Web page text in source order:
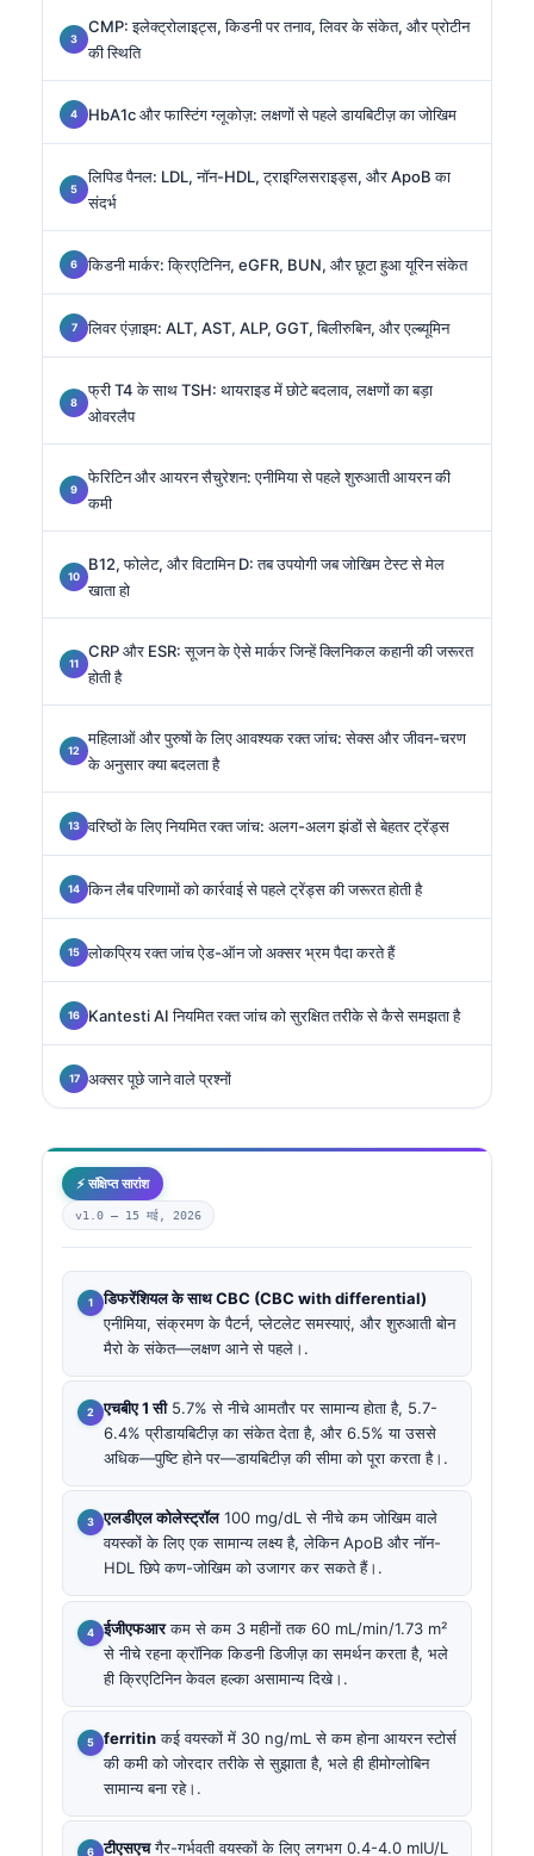
CMP: इलेक्ट्रोलाइट्स, किडनी पर तनाव, लिवर के संकेत, और प्रोटीन
की स्थिति
HbA1c और फास्टिंग ग्लूकोज़: लक्षणों से पहले डायबिटीज़ का जोखिम
लिपिड पैनल: LDL, नॉन-HDL, ट्राइग्लिसराइड्स, और ApoB का
संदर्भ
किडनी मार्कर: क्रिएटिनिन, eGFR, BUN, और छूटा हुआ यूरिन संकेत
लिवर एंज़ाइम: ALT, AST, ALP, GGT, बिलीरुबिन, और एल्ब्यूमिन
फ्री T4 के साथ TSH: थायराइड में छोटे बदलाव, लक्षणों का बड़ा
ओवरलैप
फेरिटिन और आयरन सैचुरेशन: एनीमिया से पहले शुरुआती आयरन की
कमी
B12, फोलेट, और विटामिन D: तब उपयोगी जब जोखिम टेस्ट से मेल
खाता हो
CRP और ESR: सूजन के ऐसे मार्कर जिन्हें क्लिनिकल कहानी की जरूरत
होती है
महिलाओं और पुरुषों के लिए आवश्यक रक्त जांच: सेक्स और जीवन-चरण
के अनुसार क्या बदलता है
वरिष्ठों के लिए नियमित रक्त जांच: अलग-अलग झंडों से बेहतर ट्रेंड्स
किन लैब परिणामों को कार्रवाई से पहले ट्रेंड्स की जरूरत होती है
लोकप्रिय रक्त जांच ऐड-ऑन जो अक्सर भ्रम पैदा करते हैं
Kantesti AI नियमित रक्त जांच को सुरक्षित तरीके से कैसे समझता है
अक्सर पूछे जाने वाले प्रश्नों
⚡ संक्षिप्त सारांश
v1.0 — 15 मई, 2026
डिफरेंशियल के साथ CBC (CBC with differential)
एनीमिया, संक्रमण के पैटर्न, प्लेटलेट समस्याएं, और शुरुआती बोन
मैरो के संकेत—लक्षण आने से पहले।.
एचबीए 1 सी5.7% से नीचे आमतौर पर सामान्य होता है, 5.7-
6.4% प्रीडायबिटीज़ का संकेत देता है, और 6.5% या उससे
अधिक—पुष्टि होने पर—डायबिटीज़ की सीमा को पूरा करता है।.
एलडीएल कोलेस्ट्रॉल100 mg/dL से नीचे कम जोखिम वाले
वयस्कों के लिए एक सामान्य लक्ष्य है, लेकिन ApoB और नॉन-
HDL छिपे कण-जोखिम को उजागर कर सकते हैं।.
ईजीएफआरकम से कम 3 महीनों तक 60 mL/min/1.73 m²
से नीचे रहना क्रॉनिक किडनी डिजीज़ का समर्थन करता है, भले
ही क्रिएटिनिन केवल हल्का असामान्य दिखे।.
ferritinकई वयस्कों में 30 ng/mL से कम होना आयरन स्टोर्स
की कमी को जोरदार तरीके से सुझाता है, भले ही हीमोग्लोबिन
सामान्य बना रहे।.
टीएसएचगैर-गर्भवती वयस्कों के लिए लगभग 0.4-4.0 mIU/L